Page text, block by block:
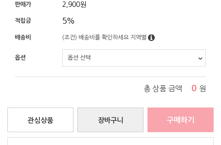
판매가 2,900원
적립금 5%
배송비 (조건) 배송비를 확인하세요 지역별
옵션
총 상품 금액 0 원
장바구니
관심상품 구매하기